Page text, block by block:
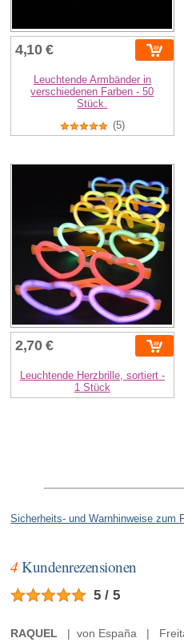
4,10 €
Leuchtende Armbänder in
verschiedenen Farben - 50
Stück.
(5)
2,70 €
Leuchtende Herzbrille, sortiert -
1 Stück
Sicherheits- und Warnhinweise zum
4 Kundenrezensionen
5 / 5
RAQUEL | von España |